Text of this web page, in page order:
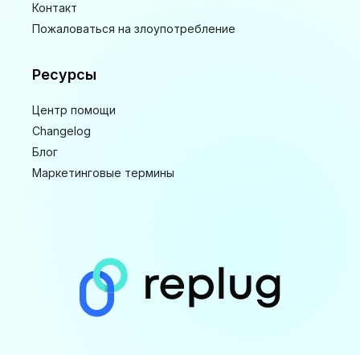
Контакт
Пожаловаться на злоупотребление
Ресурсы
Центр помощи
Changelog
Блог
Маркетинговые термины